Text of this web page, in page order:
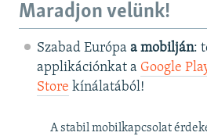
Maradjon velünk!
Szabad Európa a mobilján:
applikációnkat a Google
Store kínálatából!
A stabil mobilkapcsolat